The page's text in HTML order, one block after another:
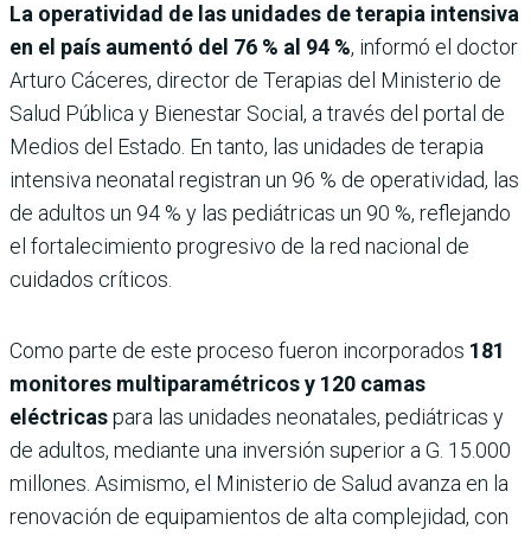
La operatividad de las unidades de terapia intensiva
en el país aumentó del 76 % al 94 %, informó el doctor
Arturo Cáceres, director de Terapias del Ministerio de
Salud Pública y Bienestar Social, a través del portal de
Medios del Estado. En tanto, las unidades de terapia
intensiva neonatal registran un 96 % de operatividad, las
de adultos un 94 % y las pediátricas un 90 %, reflejando
el fortalecimiento progresivo de la red nacional de
cuidados críticos.
Como parte de este proceso fueron incorporados 181
monitores multiparamétricos y 120 camas
eléctricaspara las unidades neonatales, pediátricas y
de adultos, mediante una inversión superior a G. 15.000
millones. Asimismo, el Ministerio de Salud avanza en la
renovación de equipamientos de alta complejidad, con